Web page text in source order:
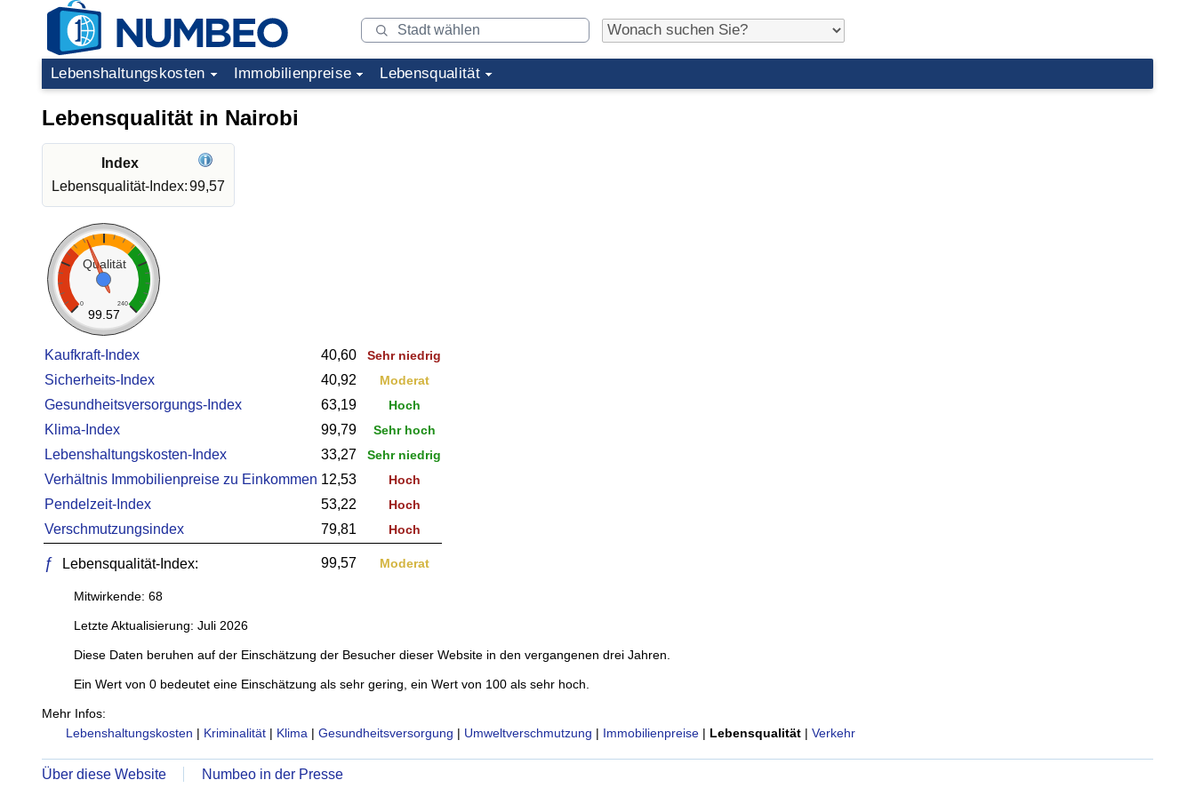
Lebenshaltungskosten Immobilienpreise Lebensqualität
Lebensqualität in Nairobi
Index
Lebensqualität-Index:99,57
Qualität
0 240
99.57
Kaufkraft-Index 40,60 Sehr niedrig
Sicherheits-Index 40,92 Moderat
Gesundheitsversorgungs-Index 63,19 Hoch
Klima-Index 99,79 Sehr hoch
Lebenshaltungskosten-Index 33,27 Sehr niedrig
Verhältnis Immobilienpreise zu Einkommen 12,53 Hoch
Pendelzeit-Index 53,22 Hoch
Verschmutzungsindex 79,81 Hoch
ƒ Lebensqualität-Index: 99,57 Moderat
Mitwirkende: 68
Letzte Aktualisierung: Juli 2026
Diese Daten beruhen auf der Einschätzung der Besucher dieser Website in den vergangenen drei Jahren.
Ein Wert von 0 bedeutet eine Einschätzung als sehr gering, ein Wert von 100 als sehr hoch.
Mehr Infos:
Lebenshaltungskosten | Kriminalität | Klima | Gesundheitsversorgung | Umweltverschmutzung | Immobilienpreise | Lebensqualität | Verkehr
Über diese Website Numbeo in der Presse